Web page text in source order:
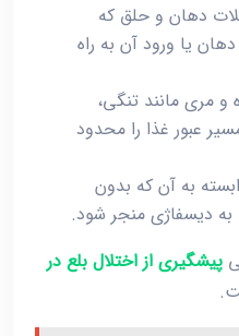
دهان و حلق که
یا ورود آن به راه
مری مانند تنگی،
عبور غذا را محدود
به آن که بدون
دیسفاژی منجر شود.
پیشگیری از اختلال بلع در